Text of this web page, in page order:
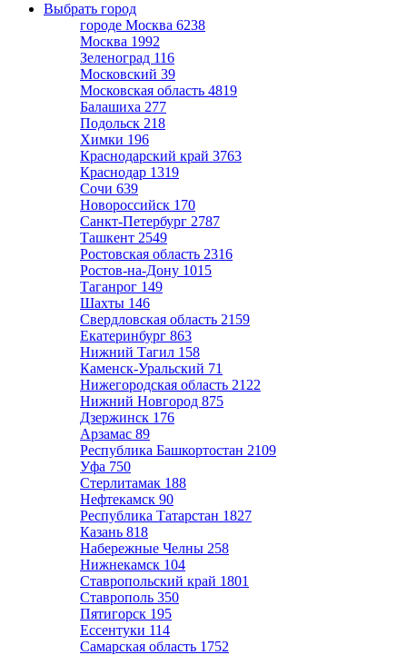
Выбрать город
городе Москва 6238
Москва 1992
Зеленоград 116
Московский 39
Московская область 4819
Балашиха 277
Подольск 218
Химки 196
Краснодарский край 3763
Краснодар 1319
Сочи 639
Новороссийск 170
Санкт-Петербург 2787
Ташкент 2549
Ростовская область 2316
Ростов-на-Дону 1015
Таганрог 149
Шахты 146
Свердловская область 2159
Екатеринбург 863
Нижний Тагил 158
Каменск-Уральский 71
Нижегородская область 2122
Нижний Новгород 875
Дзержинск 176
Арзамас 89
Республика Башкортостан 2109
Уфа 750
Стерлитамак 188
Нефтекамск 90
Республика Татарстан 1827
Казань 818
Набережные Челны 258
Нижнекамск 104
Ставропольский край 1801
Ставрополь 350
Пятигорск 195
Ессентуки 114
Самарская область 1752